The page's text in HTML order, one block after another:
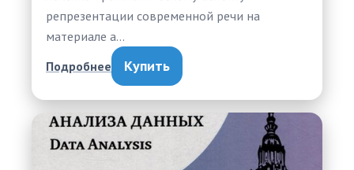
репрезентации современной речи на
материале а…
Подробнее Купить